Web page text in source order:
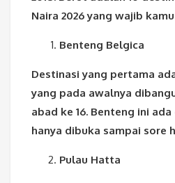
Naira 2026 yang wajib
Benteng Belgica
Destinasi yang pertama
yang pada awalnya
abad ke 16. Benteng ini
hanya dibuka sampai sore
Pulau Hatta